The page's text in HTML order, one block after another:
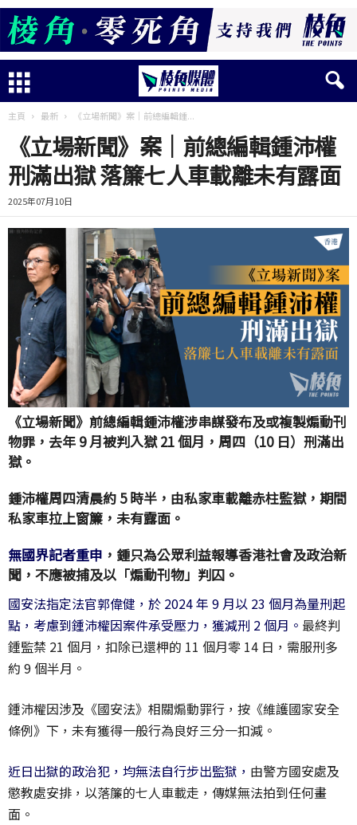
主頁 最新 《立場新聞》案｜前總編輯鍾...
《立場新聞》案｜前總編輯鍾沛權
刑滿出獄 落簾七人車載離未有露面
2025年07月10日
《立場新聞》前總編輯鍾沛權涉串謀發布及或複製煽動刊
物罪，去年 9 月被判入獄 21 個月，周四（10 日）刑滿出
獄。
鍾沛權周四清晨約 5 時半，由私家車載離赤柱監獄，期間
私家車拉上窗簾，未有露面。
無國界記者重申 ，鍾只為公眾利益報導香港社會及政治新
聞，不應被捕及以「煽動刊物」判囚。
國安法指定法官郭偉健，於 2024 年 9 月以 23 個月為量刑起
點，考慮到鍾沛權因案件承受壓力，獲減刑 2 個月。 最終判
鍾監禁 21 個月，扣除已還柙的 11 個月零 14 日，需服刑多
約 9 個半月。
鍾沛權因涉及《國安法》相關煽動罪行，按《維護國家安全
條例》下，未有獲得一般行為良好三分一扣減。
近日出獄的政治犯，均無法自行步出監獄， 由警方國安處及
懲教處安排，以落簾的七人車載走，傳媒無法拍到任何畫
面。